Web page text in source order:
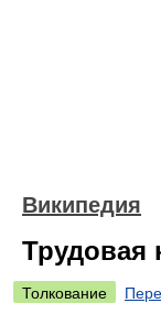
Википедия
Трудовая
Толкование